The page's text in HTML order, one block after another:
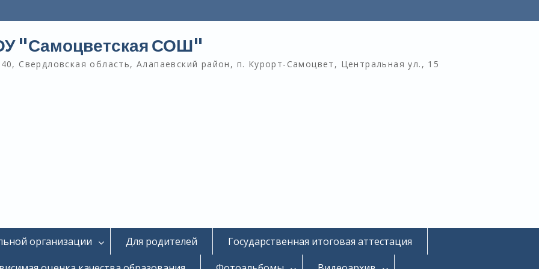
"Самоцветская СОШ"
Свердловская область, Алапаевский район, п. Курорт-Самоцвет, Центральная ул., 15
организации Для родителей
Государственная итоговая аттестация